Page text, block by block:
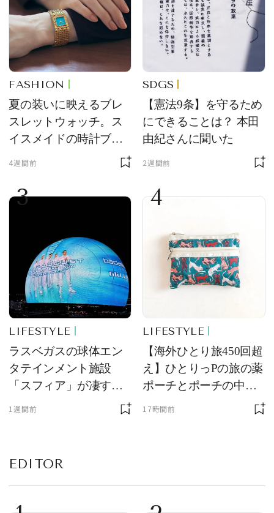
FASHION
夏の装いに映えるブレ
スレットウォッチ。ス
イスメイドの時計ブラ
ンド【フレデリック・
をレビュー。【それい
け！ 良品ハンター】
4週間前
SDGS
【憲法9条】を守るため
にできることは？ 本田
由紀さんに聞いた
2週間前
3
LIFESTYLE
ラスベガスの球体エン
タテインメント施設
「スフィア」が凄すぎ
た！ ひとりっPが大後
1週間前
4
LIFESTYLE
【海外ひとり旅450回超
え】ひとりっPの旅の薬
ポーチとポーチの中身
を初公開！ 本当に使え
17時間前
EDITOR